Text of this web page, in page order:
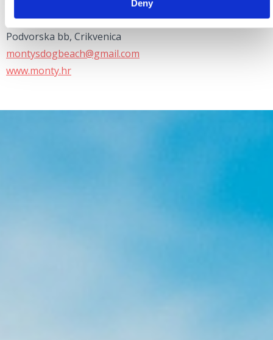
Deny
Monty’s Dog Beach & Bar Crikvenica
Podvorska bb, Crikvenica
montysdogbeach@gmail.com
www.monty.hr